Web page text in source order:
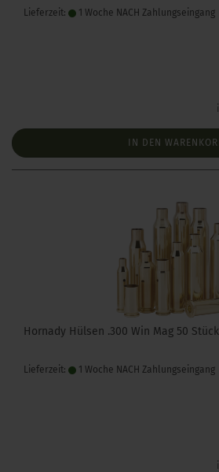
Lieferzeit: 1 Woche NACH Zahlungseingang
IN DEN
Hornady Hülsen .300 Win Mag 50 Stück
Lieferzeit: 1 Woche NACH Zahlungseingang